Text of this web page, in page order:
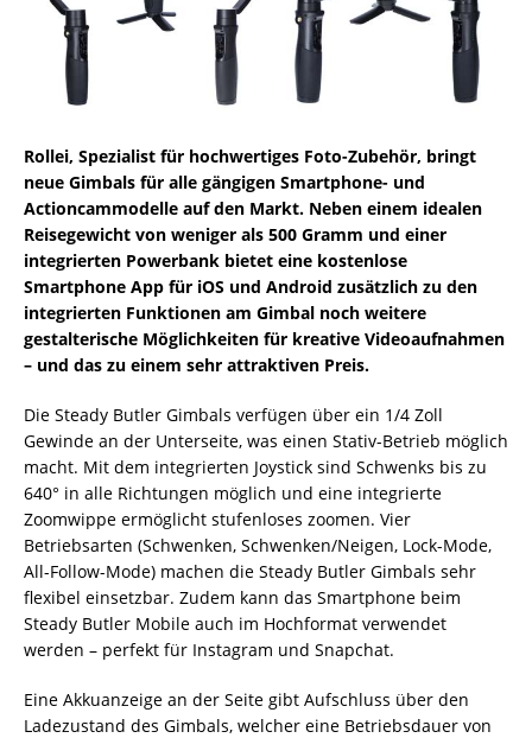
Rollei, Spezialist für hochwertiges Foto-Zubehör, bringt
neue Gimbals für alle gängigen Smartphone- und
Actioncammodelle auf den Markt. Neben einem idealen
Reisegewicht von weniger als 500 Gramm und einer
integrierten Powerbank bietet eine kostenlose
Smartphone App für iOS und Android zusätzlich zu den
integrierten Funktionen am Gimbal noch weitere
gestalterische Möglichkeiten für kreative Videoaufnahmen
– und das zu einem sehr attraktiven Preis.
Die Steady Butler Gimbals verfügen über ein 1/4 Zoll
Gewinde an der Unterseite, was einen Stativ-Betrieb möglich
macht. Mit dem integrierten Joystick sind Schwenks bis zu
640° in alle Richtungen möglich und eine integrierte
Zoomwippe ermöglicht stufenloses zoomen. Vier
Betriebsarten (Schwenken, Schwenken/Neigen, Lock-Mode,
All-Follow-Mode) machen die Steady Butler Gimbals sehr
flexibel einsetzbar. Zudem kann das Smartphone beim
Steady Butler Mobile auch im Hochformat verwendet
werden – perfekt für Instagram und Snapchat.
Eine Akkuanzeige an der Seite gibt Aufschluss über den
Ladezustand des Gimbals, welcher eine Betriebsdauer von